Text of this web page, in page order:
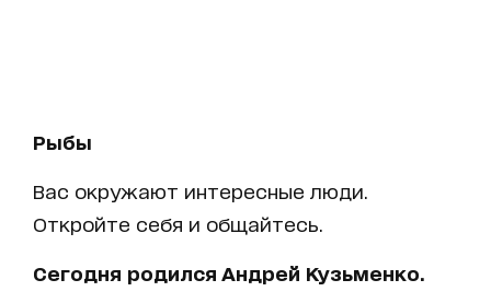
Рыбы
Вас окружают интересные люди.
Откройте себя и общайтесь.
Сегодня родился Андрей Кузьменко.